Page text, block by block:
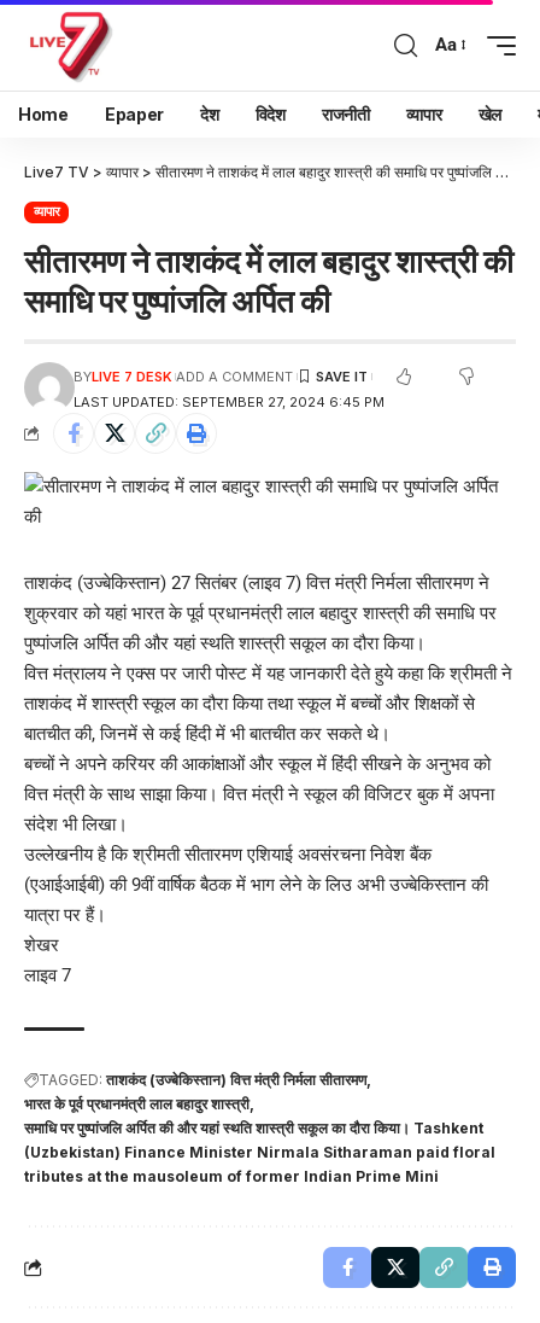
Aa
Home Epaper देश विदेश राजनीती व्यापार खेल
Live7 TV > व्यापार> सीतारमण ने ताशकंद में लाल बहादुर शास्त्री की समाधि पर पुष्पांजलि अर्पित की
व्यापार
सीतारमण ने ताशकंद में लाल बहादुर शास्त्री की
समाधि पर पुष्पांजलि अर्पित की
LAST UPDATED: SEPTEMBER 27, 2024 6:45 PM
BYLIVE 7 DESK ADD A COMMENT
ताशकंद (उज्बेकिस्तान) 27 सितंबर (लाइव 7) वित्त मंत्री निर्मला सीतारमण ने
शुक्रवार को यहां भारत के पूर्व प्रधानमंत्री लाल बहादुर शास्त्री की समाधि पर
पुष्पांजलि अर्पित की और यहां स्थति शास्त्री सकूल का दौरा किया।
वित्त मंत्रालय ने एक्स पर जारी पोस्ट में यह जानकारी देते हुये कहा कि श्रीमती ने
ताशकंद में शास्त्री स्कूल का दौरा किया तथा स्कूल में बच्चों और शिक्षकों से
बातचीत की, जिनमें से कई हिंदी में भी बातचीत कर सकते थे।
बच्चों ने अपने करियर की आकांक्षाओं और स्कूल में हिंदी सीखने के अनुभव को
वित्त मंत्री के साथ साझा किया। वित्त मंत्री ने स्कूल की विजिटर बुक में अपना
संदेश भी लिखा।
उल्लेखनीय है कि श्रीमती सीतारमण एशियाई अवसंरचना निवेश बैंक
(एआईआईबी) की 9वीं वार्षिक बैठक में भाग लेने के लिउ अभी उज्बेकिस्तान की
यात्रा पर हैं।
शेखर
लाइव 7
TAGGED: ताशकंद (उज्बेकिस्तान) वित्त मंत्री निर्मला सीतारमण
भारत के पूर्व प्रधानमंत्री लाल बहादुर शास्त्री
समाधि पर पुष्पांजलि अर्पित की और यहां स्थति शास्त्री सकूल का दौरा किया। Tashkent
(Uzbekistan) Finance Minister Nirmala Sitharaman paid floral
tributes at the mausoleum of former Indian Prime Mini